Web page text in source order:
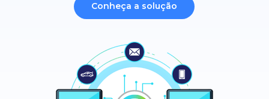
Conheça a solução